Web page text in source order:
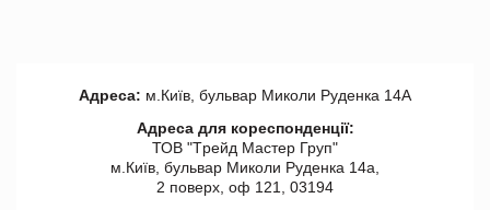
Адреса: м.Київ, бульвар Миколи Руденка 14А
Адреса для кореспонденції:
ТОВ "Tрейд Мастер Груп"
м.Київ, бульвар Миколи Руденка 14а,
2 поверх, оф 121, 03194